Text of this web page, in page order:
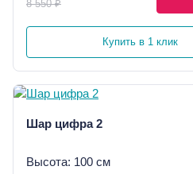
8 550 ₽
Купить в 1 клик
Шар цифра 2
Высота: 100 см